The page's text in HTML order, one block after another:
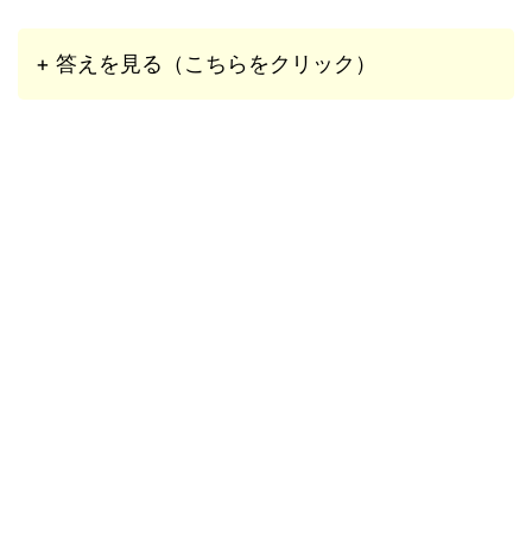
+ 答えを見る（こちらをクリック）